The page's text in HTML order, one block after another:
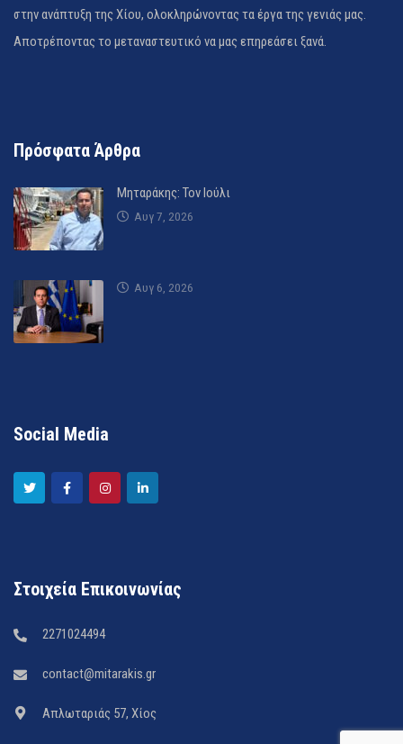
στην ανάπτυξη της Χίου, ολοκληρώνοντας τα έργα της γενιάς μας.
Αποτρέποντας το μεταναστευτικό να μας επηρεάσει ξανά.
Πρόσφατα Άρθρα
Μηταράκης: Τον Ιούλι
Αυγ 7, 2026
Αυγ 6, 2026
Social Media
Στοιχεία Επικοινωνίας
2271024494
contact@mitarakis.gr
Απλωταριάς 57, Χίος